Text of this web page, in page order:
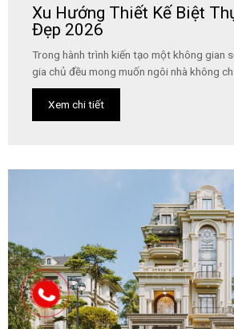
Xu Hướng Thiết Kế Biệt
Đẹp 2026
Trong hành trình kiến tạo một không gian
gia chủ đều mong muốn ngôi nhà không
Xem chi tiết